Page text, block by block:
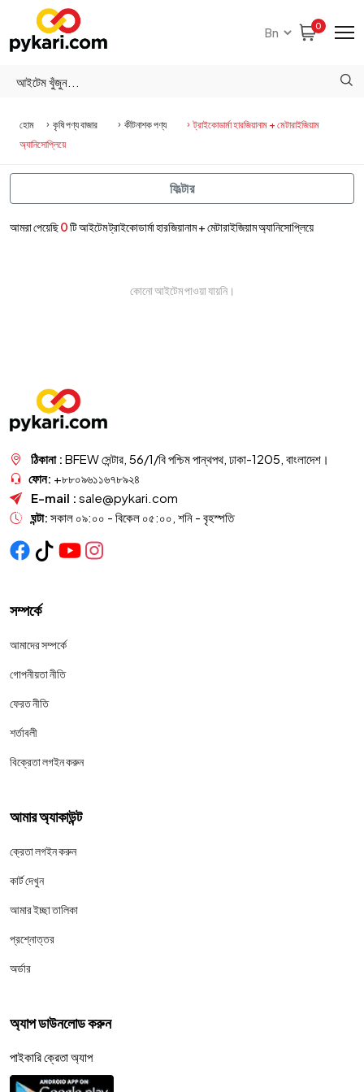
0
হোম কৃষি পণ্য বাজার কীটনাশক পণ্য
ট্রাইকোডার্মা হারজিয়ানাম + মেটারাইজিয়াম
অ্যানিসোপ্লিয়ে
আমরা পেয়েছি0টি আইটেম ট্রাইকোডার্মা হারজিয়ানাম + মেটারাইজিয়াম অ্যানিসোপ্লিয়ে
কোনো আইটেম পাওয়া যায়নি।
ফিল্টার
ঠিকানা : BFEW সেন্টার, 56/1/বি পশ্চিম পান্থপথ, ঢাকা-1205, বাংলাদেশ।
ফোন: +৮৮০৯৬১১৬৭৮৯২৪
E-mail : sale@pykari.com
ঘন্টা: সকাল ০৯:০০ - বিকেল ০৫:০০, শনি - বৃহস্পতি
সম্পর্কে
আমাদের সম্পর্কে
গোপনীয়তা নীতি
ফেরত নীতি
শর্তাবলী
বিক্রেতা লগইন করুন
আমার অ্যাকাউন্ট
ক্রেতা লগইন করুন
কার্ট দেখুন
আমার ইচ্ছা তালিকা
প্রশ্নোত্তর
অর্ডার
অ্যাপ ডাউনলোড করুন
পাইকারি ক্রেতা অ্যাপ